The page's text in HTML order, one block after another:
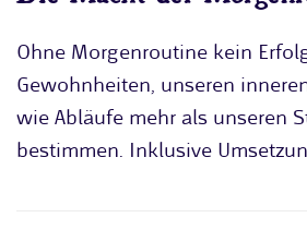
Ohne Morgenroutine kein
Gewohnheiten, unseren
wie Abläufe mehr als unseren
bestimmen. Inklusive